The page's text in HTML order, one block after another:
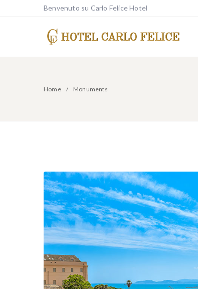
Benvenuto su Carlo Felice Hotel
Home Monuments